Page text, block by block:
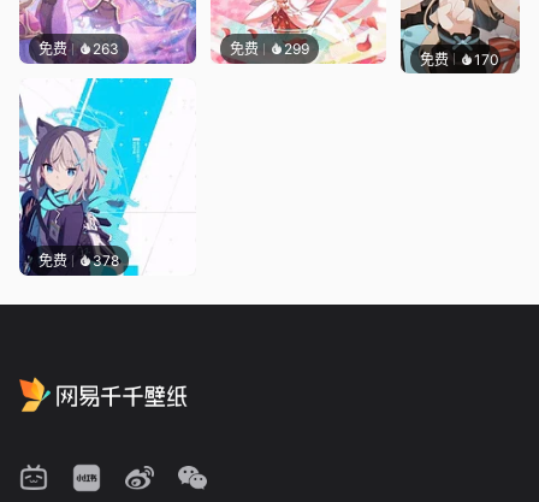
免费 263 免费 299
免费 378
免费 170渔小小